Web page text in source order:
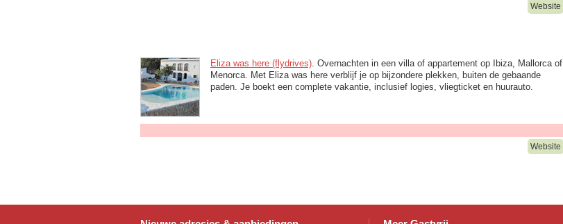
Website
Eliza was here (flydrives). Overnachten in een villa of appartement op Ibiza, Mallorca of
Menorca. Met Eliza was here verblijf je op bijzondere plekken, buiten de gebaande
paden. Je boekt een complete vakantie, inclusief logies, vliegticket en huurauto.
Website